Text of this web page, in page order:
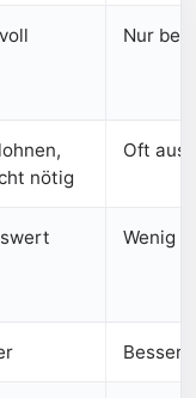
Nur
nötig
Oft
Wenig
Besser